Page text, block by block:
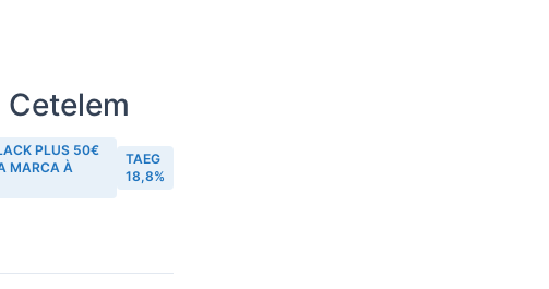
PLUS 50€
MARCA À
TAEG
18,8%